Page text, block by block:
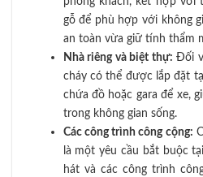
gỗ để phù hợp với không
an toàn vừa giữ tính thẩm
Nhà riêng và biệt thự: Đối
cháy có thể được lắp đặt
chứa đồ hoặc gara để xe,
trong không gian sống.
Các công trình công cộng:
là một yêu cầu bắt buộc
hát và các công trình